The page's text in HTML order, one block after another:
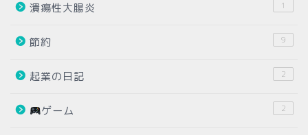
潰瘍性大腸炎 1
節約 9
起業の日記 2
ゲーム 2